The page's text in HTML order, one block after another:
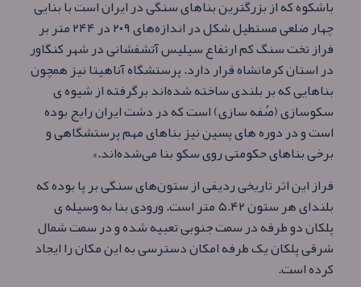
باشکوه که از بزرگترین بناهای سنگی در ایران است با بنایی
چهار ضلعی مستطیل شکل در اندازه‌های ۲۰۹ در ۲۴۴ متر بر
فراز تخت سنگ کم ارتفاع سیلیس آتشفشانی در شهر کنگاور
در استان کرمانشاه قرار دارد. پرستشگاه آناهیتا نیز همچون
بناهایی که بر بلندی ساخته شده‌اند برگرفته از شیوه ی
سکوسازی (صُفه سازی) است که در دشت ایران رایج بوده
است و در دوره‌ های پسین نیز بناهای مهم پرستشگاهی و
برخی بناهای حکومتی روی سکو بنا می‌شده‌اند.»
فراز این اثر تاریخی ردیفی از ستون‌های سنگی بر پا بوده که
بلندای هر ستون ۵.۴۲ متر است. ورودی بنا به وسیله ی
پلکان دو طرفه در سمت جنوبی تعبیه شده و در سمت شمال
شرقی پلکان یک طرفه امکان دسترسی به این مکان را ایجاد
کرده است.